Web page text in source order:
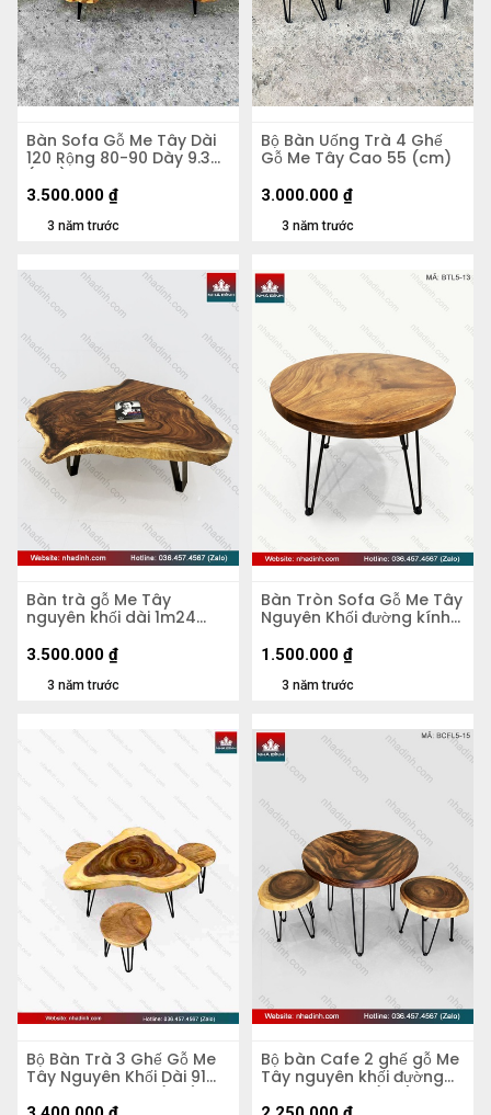
Bàn Sofa Gỗ Me Tây Dài
120 Rộng 80-90 Dày 9.3
(cm)
3 năm trước
3.500.000 ₫
Bộ Bàn Uống Trà 4 Ghế
Gỗ Me Tây Cao 55 (cm)
3 năm trước
3.000.000 ₫
Bàn trà gỗ Me Tây
nguyên khối dài 1m24
rộng 1m03 cao 40,5cm
mặt dày 7cm
3 năm trước
3.500.000 ₫
Bàn Tròn Sofa Gỗ Me Tây
Nguyên Khối đường kính
600 dày 50 cao 450
(mm)
3 năm trước
1.500.000 ₫
Bộ Bàn Trà 3 Ghế Gỗ Me
Tây Nguyên Khối Dài 91
Rộng 67 Cao 45 (cm)
Bộ bàn Cafe 2 ghế gỗ Me
Tây nguyên khối đường
kính 66 dày 5 (cm)